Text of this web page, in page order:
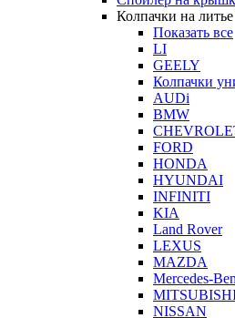
Колпачки на литье
Показать все
LI
GEELY
Колпачки
AUDi
BMW
FORD
HONDA
HYUNDAI
INFINITI
KIA
Land Rover
LEXUS
MAZDA
Mercedes-
NISSAN